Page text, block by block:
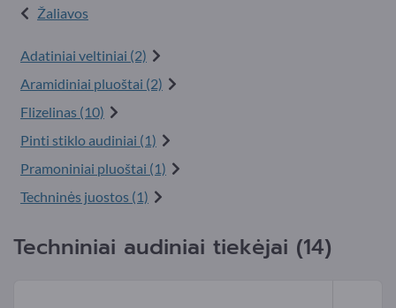
Žaliavos
Adatiniai veltiniai (2)
Aramidiniai pluoštai (2)
Flizelinas (10)
Pinti stiklo audiniai (1)
Pramoniniai pluoštai (1)
Techninės juostos (1)
Techniniai audiniai tiekėjai (14)